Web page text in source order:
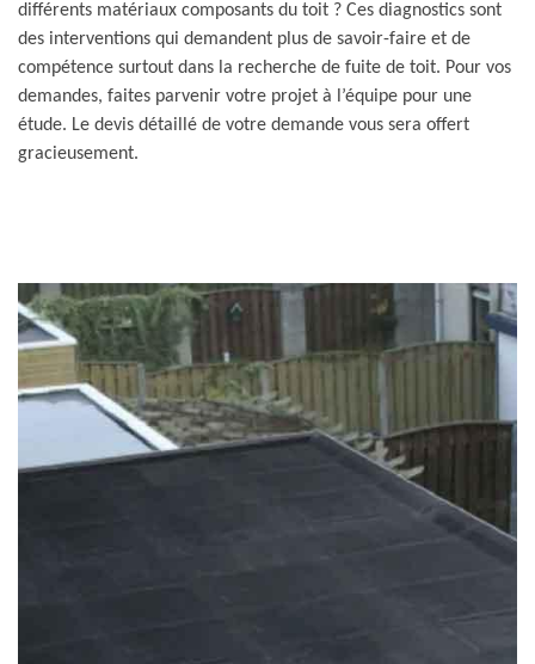
différents matériaux composants du toit ? Ces diagnostics sont
des interventions qui demandent plus de savoir-faire et de
compétence surtout dans la recherche de fuite de toit. Pour vos
demandes, faites parvenir votre projet à l’équipe pour une
étude. Le devis détaillé de votre demande vous sera offert
gracieusement.